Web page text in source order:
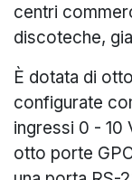
centri
discoteche,
È dotata di
configurate
ingressi 0 - 10
otto porte